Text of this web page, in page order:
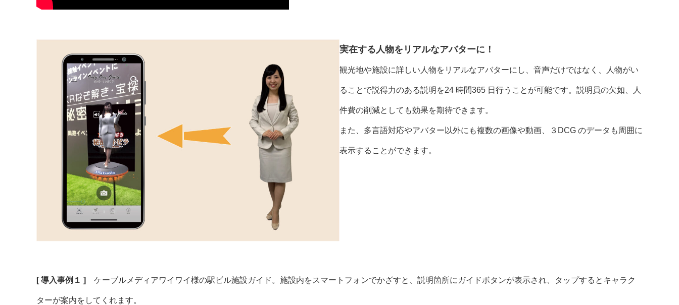
実在する人物をリアルなアバターに！
観光地や施設に詳しい人物をリアルなアバターにし、音声だけではなく、人物がい
ることで説得力のある説明を24 時間365 日行うことが可能です。説明員の欠如、人
件費の削減としても効果を期待できます。
また、多言語対応やアバター以外にも複数の画像や動画、３DCG のデータも周囲に
表示することができます。
[ 導入事例１ ] ケーブルメディアワイワイ様の駅ビル施設ガイド。施設内をスマートフォンでかざすと、説明箇所にガイドボタンが表示され、タップするとキャラク
ターが案内をしてくれます。